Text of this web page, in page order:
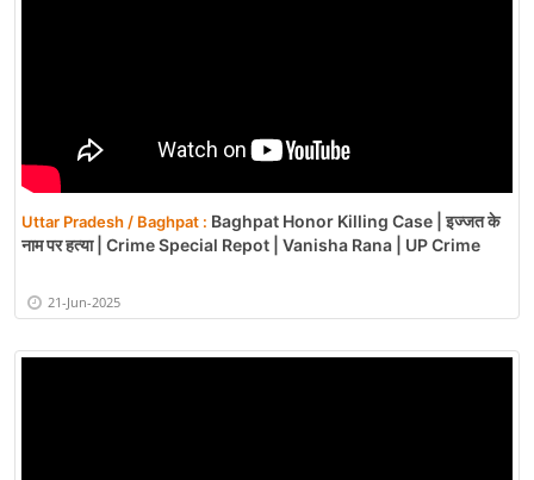
Uttar Pradesh / Baghpat : Baghpat Honor Killing Case | इज्जत के
नाम पर हत्या | Crime Special Repot | Vanisha Rana | UP Crime
21-Jun-2025